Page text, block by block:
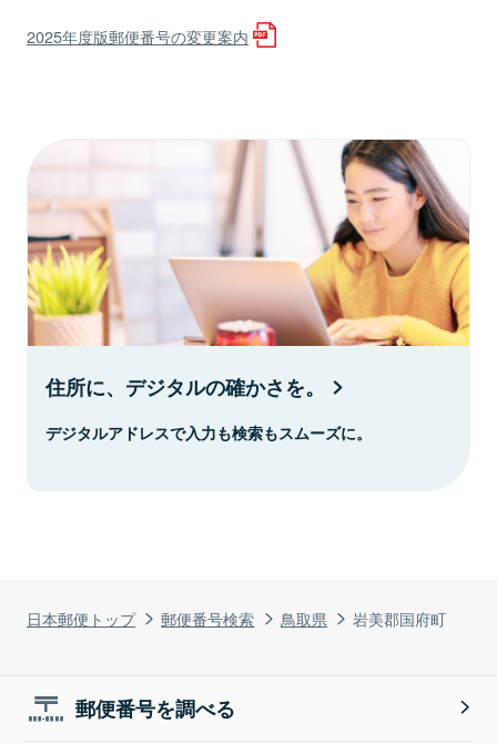
日本郵便トップ 郵便番号検索 鳥取県 岩美郡国府町
2025年度版郵便番号の変更案内
住所に、デジタルの確かさを。
デジタルアドレスで入力も検索もスムーズに。
郵便番号を調べる